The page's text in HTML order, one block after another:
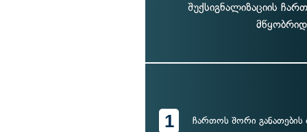
შუქსიგნალიზაციის
1 ჩართოს შორი განათების